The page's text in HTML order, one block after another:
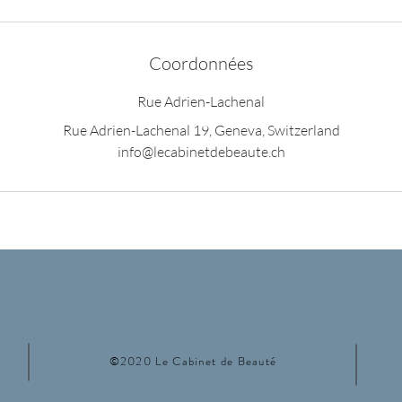
Coordonnées
Rue Adrien-Lachenal
Rue Adrien-Lachenal 19, Geneva, Switzerland
info@lecabinetdebeaute.ch
©2020 Le Cabinet de Beauté